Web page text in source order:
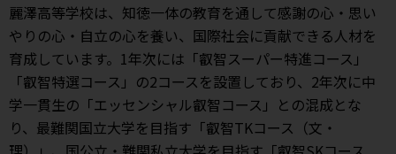
麗澤高等学校は、知徳一体の教育を通して感謝の心・思い
やりの心・自立の心を養い、国際社会に貢献できる人材を
育成しています。1年次には「叡智スーパー特進コース」
「叡智特選コース」の2コースを設置しており、2年次に中
学一貫生の「エッセンシャル叡智コース」との混成とな
り、最難関国立大学を目指す「叡智TKコース（文・